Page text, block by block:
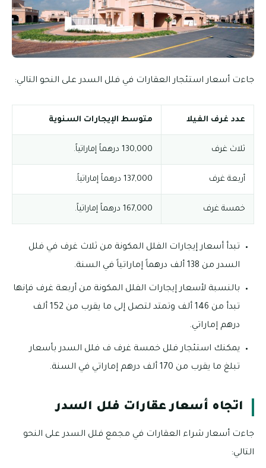
جاءت أسعار استئجار العقارات في فلل السدر على النحو التالي:
عدد غرف الفيلا متوسط الإيجارات السنوية
ثلاث غرف 130,000 درهماً إماراتياً.
أربعة غرف 137,000 درهماً إماراتياً.
خمسة غرف 167,000 درهماً إماراتياً.
تبدأ أسعار إيجارات الفلل المكونة من ثلاث غرف في فلل
السدر من 138 ألف درهماً إماراتياً في السنة.
بالنسبة لأسعار إيجارات الفلل المكونة من أربعة غرف فإنها
تبدأ من 146 ألف وتمتد لتصل إلى ما يقرب من 152 ألف
درهم إماراتي.
يمكنك استئجار فلل خمسة غرف ف فلل السدر بأسعار
تبلغ ما يقرب من 170 ألف درهم إماراتي في السنة.
اتجاه أسعار عقارات فلل السدر
جاءت أسعار شراء العقارات في مجمع فلل السدر على النحو
التالي: